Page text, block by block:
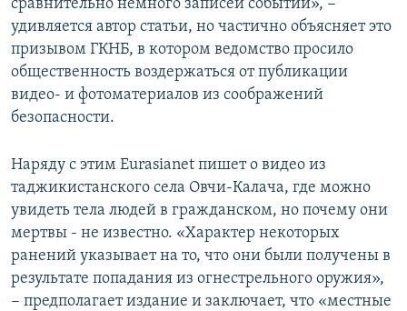
сравнительно немного записей событий», −
удивляется автор статьи, но частично объясняет это
призывом ГКНБ, в котором ведомство просило
общественность воздержаться от публикации
видео- и фотоматериалов из соображений
безопасности.
Наряду с этим Eurasianet пишет о видео из
таджикистанского села Овчи-Калача, где можно
увидеть тела людей в гражданском, но почему они
мертвы - не известно. «Характер некоторых
ранений указывает на то, что они были получены в
результате попадания из огнестрельного оружия»,
− предполагает издание и заключает, что «местные